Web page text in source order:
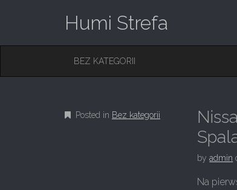
Humi Strefa
M
M
C
BEZ KATEGORII
Posted in Bez kategorii
byadmin
Na